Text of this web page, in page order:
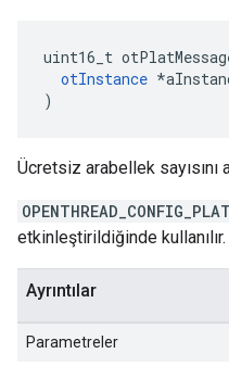
uint16_t
otInstance *
)
Ücretsiz arabellek sayısını
etkinleştirildiğinde kullanılır.
Ayrıntılar
Parametreler